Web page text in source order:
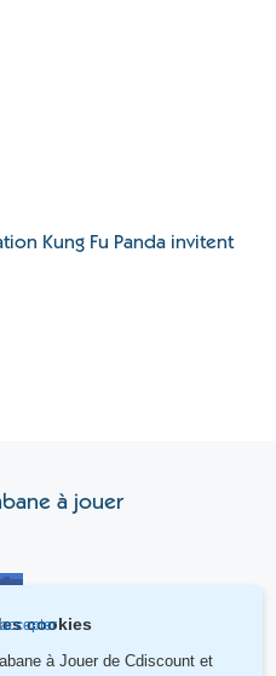
Kung Fu Panda invitent
cookies
à Jouer de Cdiscountet